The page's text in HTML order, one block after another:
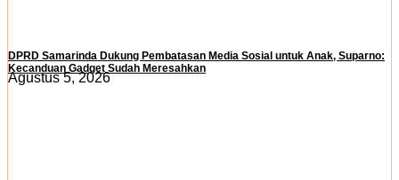
DPRD Samarinda Dukung Pembatasan Media Sosial untuk Anak, Suparno:
Kecanduan Gadget Sudah Meresahkan
Agustus 5, 2026